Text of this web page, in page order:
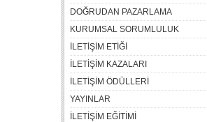
DOĞRUDAN PAZARLAMA
KURUMSAL SORUMLULUK
İLETİŞİM ETİĞİ
İLETİŞİM KAZALARI
İLETİŞİM ÖDÜLLERİ
YAYINLAR
İLETİŞİM EĞİTİMİ